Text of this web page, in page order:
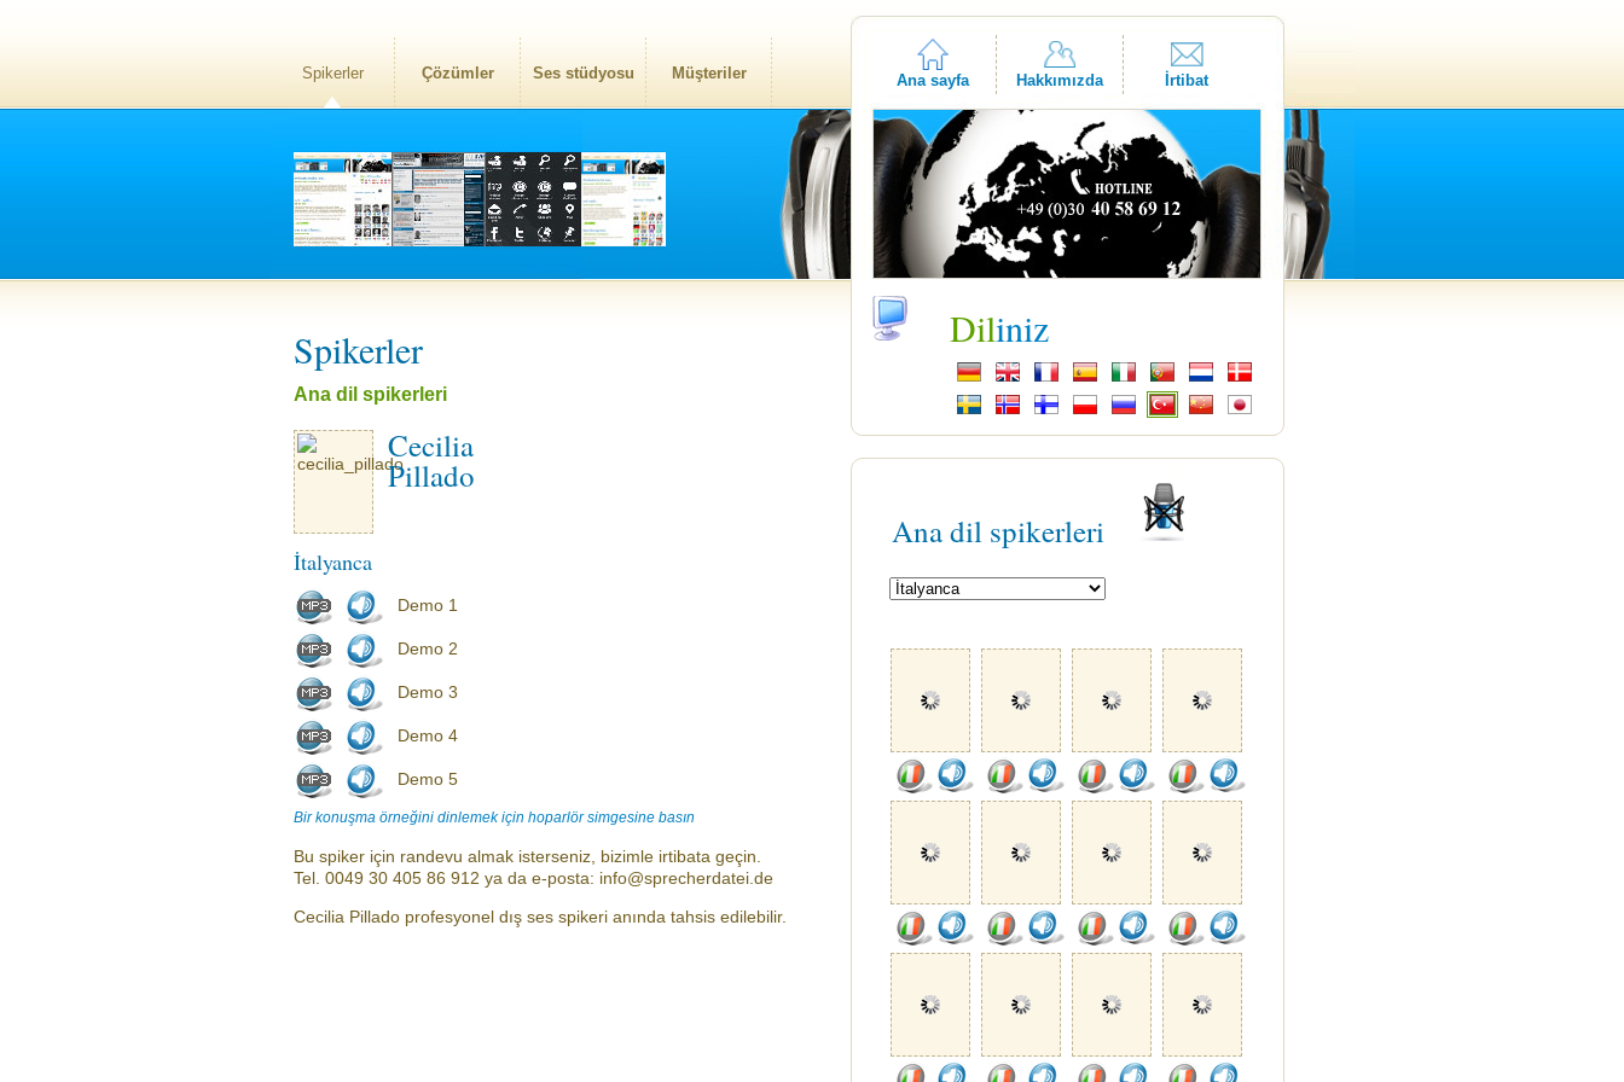
Spikerler Çözümler Ses stüdyosu Müşteriler Ana sayfa Hakkımızda İrtibat
Spikerler
Ana dil spikerleri
Cecilia
Pillado
İtalyanca
Demo 1
Demo 2
Demo 3
Demo 4
Demo 5
Bir konuşma örneğini dinlemek için hoparlör simgesine basın
Bu spiker için randevu almak isterseniz, bizimle irtibata geçin.
Tel. 0049 30 405 86 912 ya da e-posta: info@sprecherdatei.de
Cecilia Pillado profesyonel dış ses spikeri anında tahsis edilebilir.
Diliniz
Ana dil spikerleri